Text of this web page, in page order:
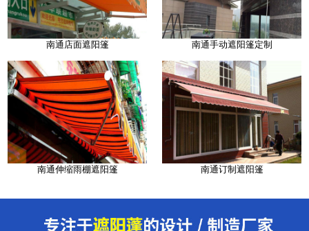
南通店面遮阳篷 南通手动遮阳篷定制
南通伸缩雨棚遮阳篷 南通订制遮阳篷